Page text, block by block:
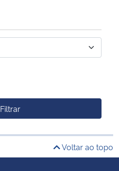
Filtrar
Voltar ao topo